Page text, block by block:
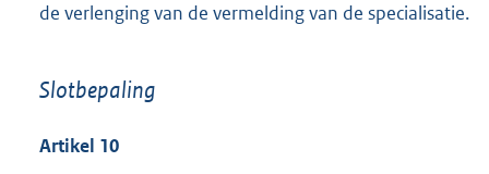
de verlenging van de vermelding van de specialisatie.
Slotbepaling
Artikel 10